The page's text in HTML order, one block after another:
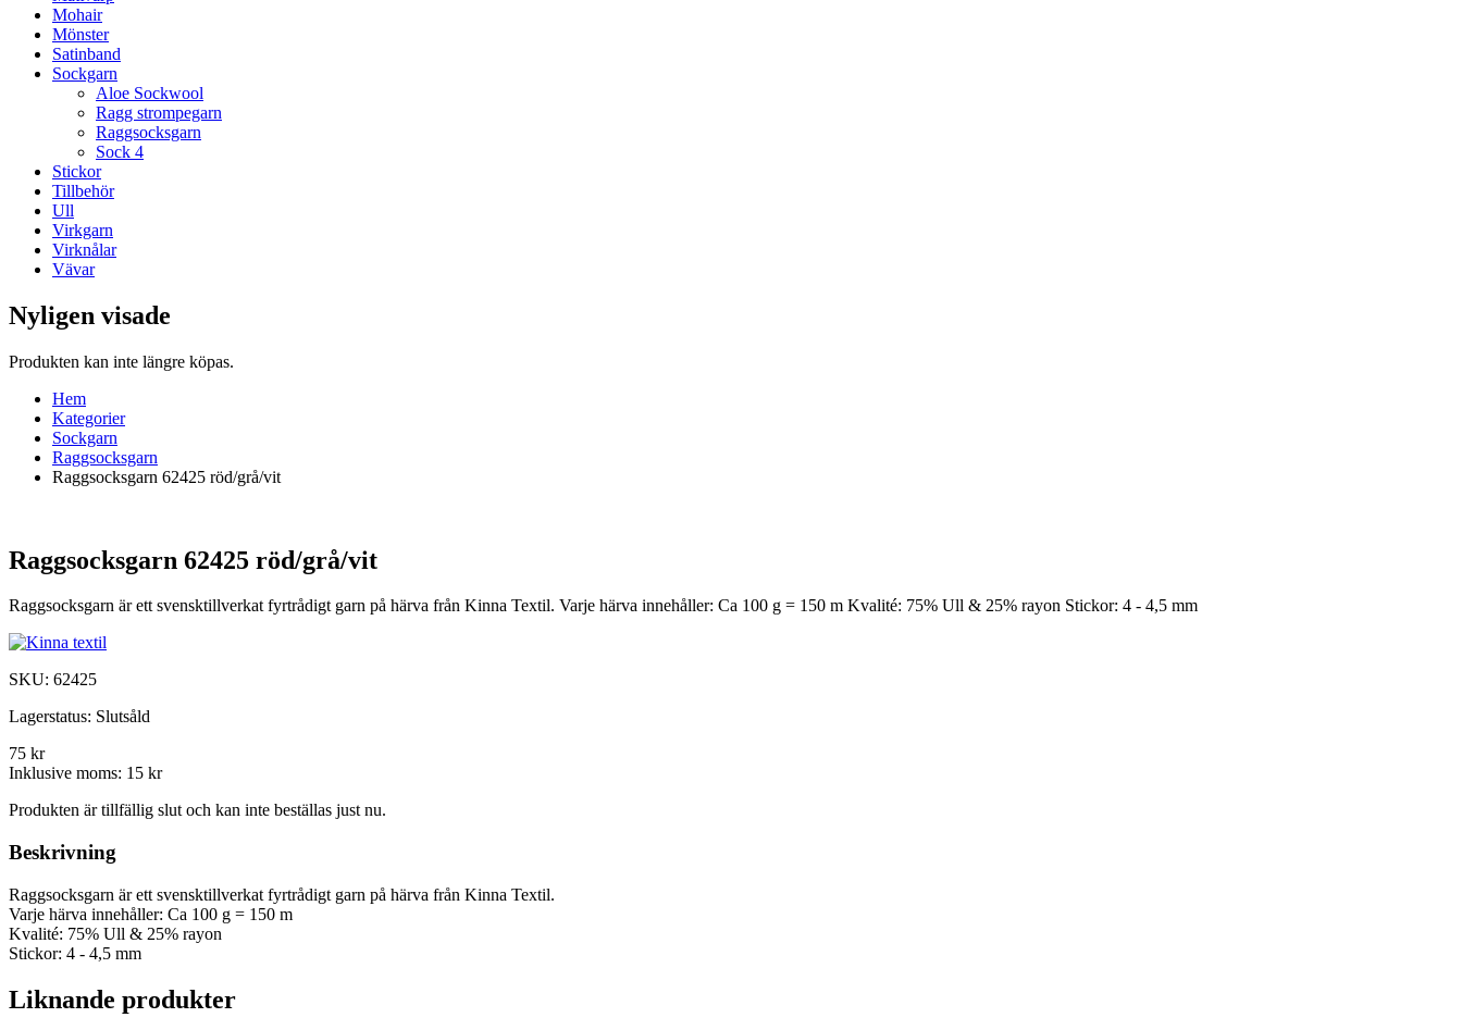
Mohair
Mönster
Satinband
Sockgarn
Aloe Sockwool
Ragg strompegarn
Raggsocksgarn
Sock 4
Stickor
Tillbehör
Ull
Virkgarn
Virknålar
Vävar
Nyligen visade
Produkten kan inte längre köpas.
Hem
Kategorier
Sockgarn
Raggsocksgarn
Raggsocksgarn 62425 röd/grå/vit
Raggsocksgarn 62425 röd/grå/vit
Raggsocksgarn är ett svensktillverkat fyrtrådigt garn på härva från Kinna Textil. Varje härva innehåller: Ca 100 g = 150 m Kvalité: 75% Ull & 25% rayon Stickor: 4 - 4,5 mm
SKU: 62425
Lagerstatus: Slutsåld
75 kr
Inklusive moms: 15 kr
Produkten är tillfällig slut och kan inte beställas just nu.
Beskrivning
Raggsocksgarn är ett svensktillverkat fyrtrådigt garn på härva från Kinna Textil.
Varje härva innehåller: Ca 100 g = 150 m
Kvalité: 75% Ull & 25% rayon
Stickor: 4 - 4,5 mm
Liknande produkter